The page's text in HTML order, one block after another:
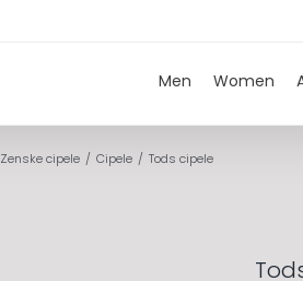
Men Women
Zenske cipele Cipele Tods cipele